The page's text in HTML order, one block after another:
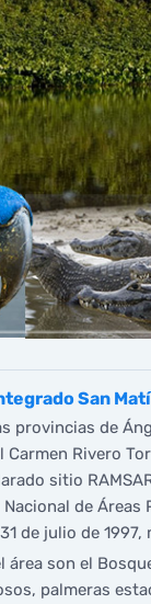
San
provincias de
Carmen Rivero
sitio
de
de julio de
área son el
palmeras